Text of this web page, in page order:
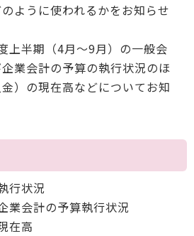
ように使われるかをお知らせ
上半期（4月～9月）の一般会
業会計の予算の執行状況のほ
）の現在高などについてお知
行状況
業会計の予算執行状況
在高